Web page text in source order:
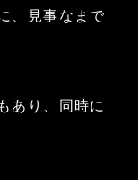
、見事なまで
あり、同時に